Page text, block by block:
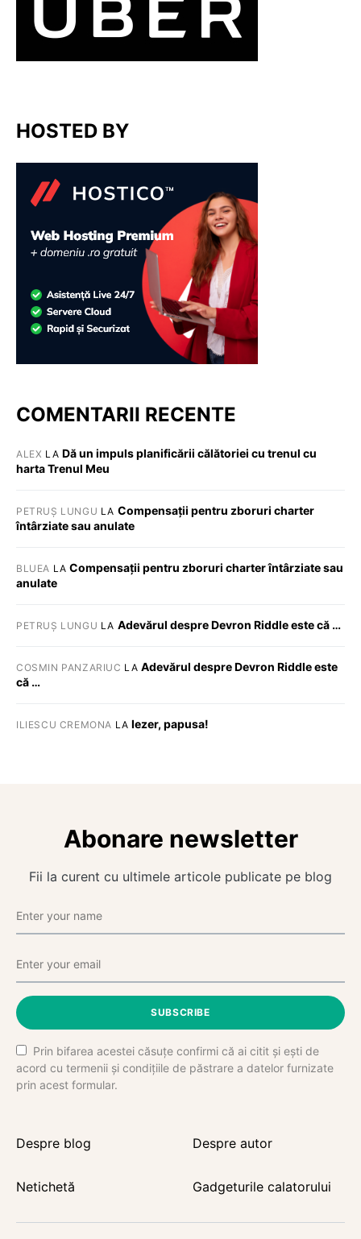
HOSTED BY
COMENTARII RECENTE
ALEX LA Dă un impuls planificării călătoriei cu trenul cu
harta Trenul Meu
PETRUȘ LUNGU LA Compensații pentru zboruri charter
întârziate sau anulate
BLUEA LACompensații pentru zboruri charter întârziate sau
anulate
PETRUȘ LUNGU LA Adevărul despre Devron Riddle este că …
COSMIN PANZARIUC LA Adevărul despre Devron Riddle este
că …
ILIESCU CREMONA LA Iezer, papusa!
Abonare newsletter
Fii la curent cu ultimele articole publicate pe blog
SUBSCRIBE
Prin bifarea acestei căsuțe confirmi că ai citit și ești de
acord cu termenii și condițiile de păstrare a datelor furnizate
prin acest formular.
Despre blog Despre autor
Netichetă Gadgeturile calatorului